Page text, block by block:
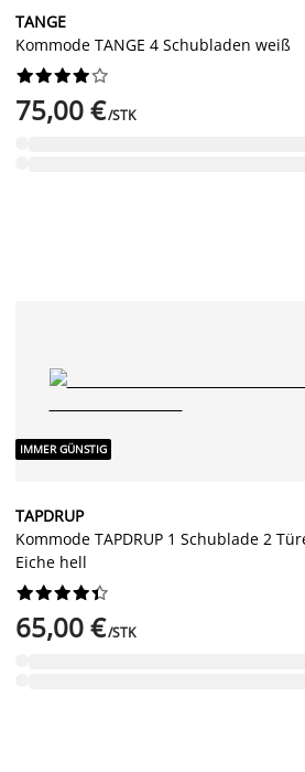
TANGE
Kommode TANGE 4 Schubladen weiß






75,00 €/STK
IMMER GÜNSTIG
TAPDRUP
Kommode TAPDRUP 1 Schublade 2
Eiche hell






65,00 €/STK